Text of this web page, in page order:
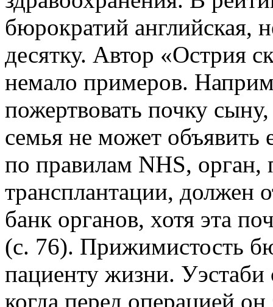
бюрократий английская,
десятку. Автор «Острия
немало примеров.
пожертвовать почку
семья не может объявить
по правилам NHS, орган,
трансплантации, должен
банк органов, хотя эта
(с. 76). Прижимистость
пациенту жизни. Уэстаби
когда перед операцией